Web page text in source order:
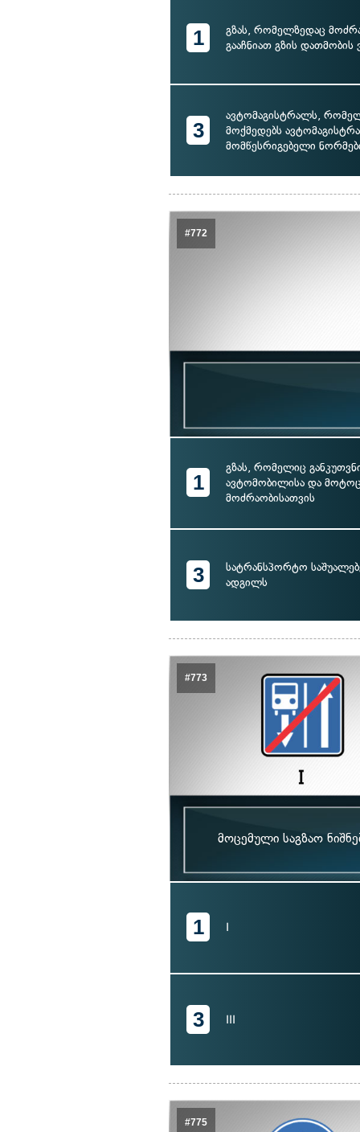
1
გზას, რომელზედაც
გააჩნიათ გზის
3
ავტომაგისტრალს,
მოქმედებს
მომწესრიგებელი
#772
1
გზას, რომელიც
ავტომობილისა და
მოძრაობისათვის
3
სატრანსპორტო
ადგილს
#773
მოცემული საგზაო
1 I
3 III
#775